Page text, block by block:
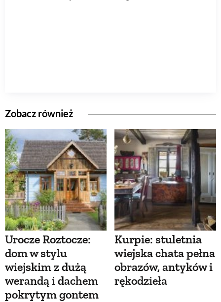
Zobacz również
Urocze Roztocze:
dom w stylu
wiejskim z dużą
werandą i dachem
pokrytym gontem
Kurpie: stuletnia
wiejska chata pełna
obrazów, antyków i
rękodzieła